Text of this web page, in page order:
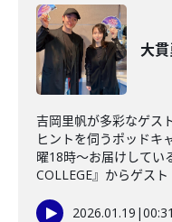
大
吉岡里帆が多彩なゲス
ヒントを伺うポッドキ
曜18時～お届けしてい
COLLEGE』からゲスト
2026.01.19 |